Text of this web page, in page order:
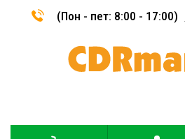
(Пон - пет: 8:00 - 17:00)